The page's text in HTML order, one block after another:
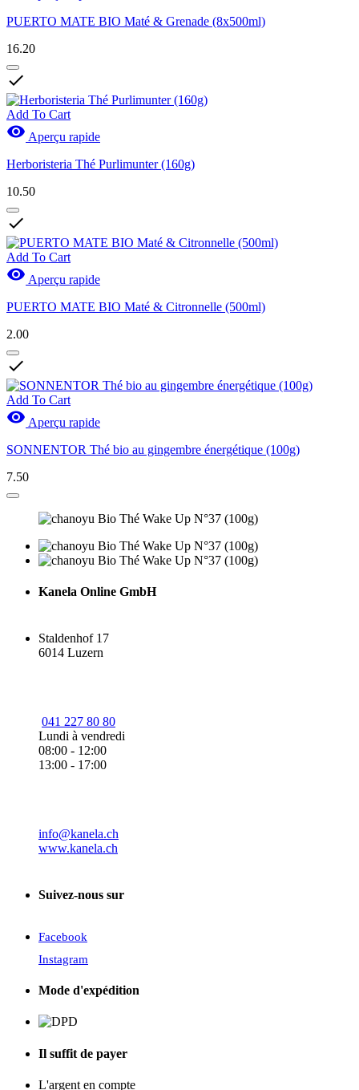
PUERTO MATE BIO Maté & Grenade (8x500ml)
16.20

Add To Cart
 Aperçu rapide
Herboristeria Thé Purlimunter (160g)
10.50

Add To Cart
 Aperçu rapide
PUERTO MATE BIO Maté & Citronnelle (500ml)
2.00

Add To Cart
 Aperçu rapide
SONNENTOR Thé bio au gingembre énergétique (100g)
7.50
Kanela Online GmbH
Staldenhof 17
6014 Luzern
041 227 80 80
Lundi à vendredi
08:00 - 12:00
13:00 - 17:00
info@kanela.ch
www.kanela.ch
Suivez-nous sur
Facebook
Instagram
Mode d'expédition
Il suffit de payer
L'argent en compte